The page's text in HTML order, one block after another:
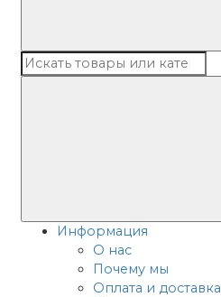
Информация
О нас
Почему мы
Оплата и доставка